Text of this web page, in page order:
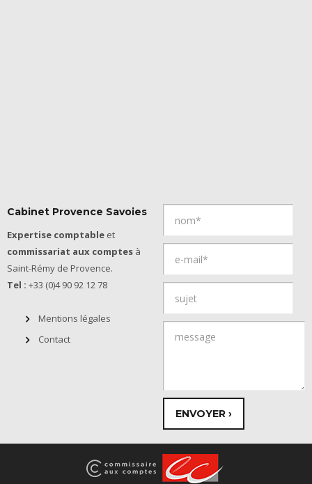
Cabinet Provence Savoies
Expertise comptable et
commissariat aux comptes à
Saint-Rémy de Provence.
Tel : +33 (0)4 90 92 12 78
Mentions légales
Contact